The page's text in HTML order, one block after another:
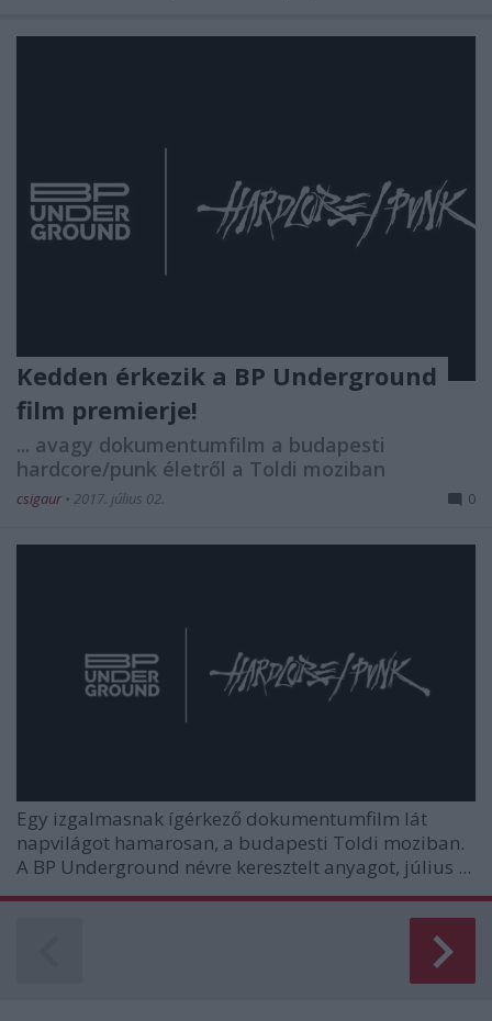
Kedden érkezik a BP Underground
film premierje!
... avagy dokumentumfilm a budapesti
hardcore/punk életről a Toldi moziban
csigaur • 2017. július 02. 0
Egy izgalmasnak ígérkező dokumentumfilm lát
napvilágot hamarosan, a budapesti Toldi moziban.
A BP Underground névre keresztelt anyagot, július ...